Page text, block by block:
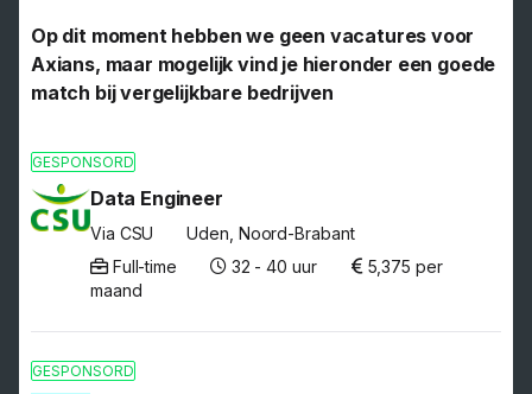
Op dit moment hebben we geen vacatures voor
Axians, maar mogelijk vind je hieronder een goede
match bij vergelijkbare bedrijven
GESPONSORD
Data Engineer
Via CSU
Uden, Noord-Brabant
Full-time
32 - 40 uur
5,375 per
maand
GESPONSORD